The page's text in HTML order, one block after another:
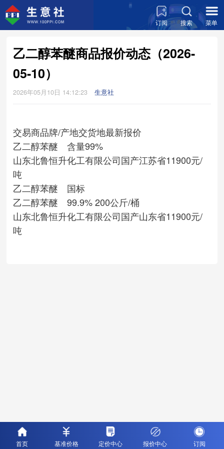
订阅 搜索 菜单
乙二醇苯醚商品报价动态（2026-
05-10）
2026年05月10日 14:12:23 生意社
交易商品牌/产地交货地最新报价
乙二醇苯醚 含量99%
山东北鲁恒升化工有限公司国产江苏省11900元/
吨
乙二醇苯醚 国标
乙二醇苯醚 99.9% 200公斤/桶
山东北鲁恒升化工有限公司国产山东省11900元/
吨
首页 基准价格 定价中心 报价中心 订阅